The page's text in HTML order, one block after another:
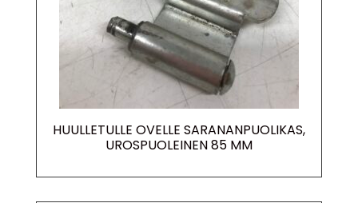
HUULLETULLE OVELLE SARANANPUOLIKAS,
UROSPUOLEINEN 85 MM